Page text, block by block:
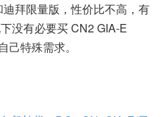
拜限量版，性价比不高，有
没有必要买 CN2 GIA-E
己特殊需求。